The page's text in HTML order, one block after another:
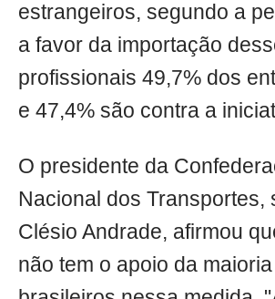
estrangeiros, segundo a
a favor da importação
profissionais 49,7% dos
e 47,4% são contra a
O presidente da
Nacional dos Transportes,
Clésio Andrade, afirmou
não tem o apoio da